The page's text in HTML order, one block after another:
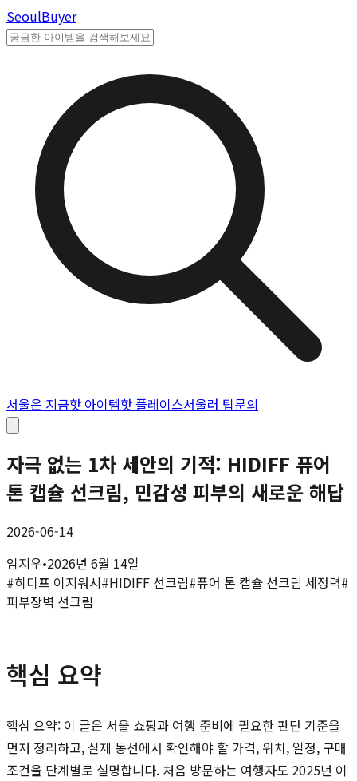
SeoulBuyer
서울은 지금핫 아이템핫 플레이스서울러 팁문의
자극 없는 1차 세안의 기적: HIDIFF 퓨어
톤 캡슐 선크림, 민감성 피부의 새로운 해답
2026-06-14
임지우•2026년 6월 14일
#히디프 이지워시#HIDIFF 선크림#퓨어 톤 캡슐 선크림 세정력#
피부장벽 선크림
핵심 요약
핵심 요약: 이 글은 서울 쇼핑과 여행 준비에 필요한 판단 기준을
먼저 정리하고, 실제 동선에서 확인해야 할 가격, 위치, 일정, 구매
조건을 단계별로 설명합니다. 처음 방문하는 여행자도 2025년 이